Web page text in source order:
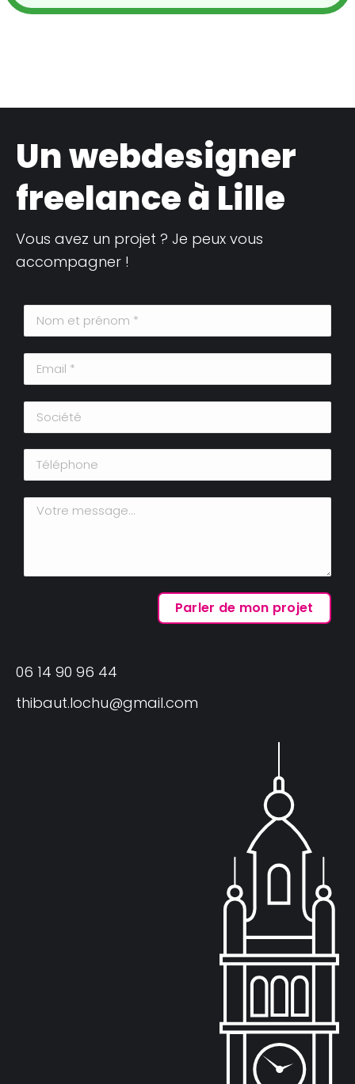
Un webdesigner
freelance à Lille
Vous avez un projet ? Je peux vous
accompagner !
06 14 90 96 44
thibaut.lochu@gmail.com